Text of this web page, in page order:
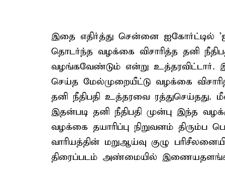
இதை எதிர்த்து சென்னை ஐகோர்ட்டில்
தொடர்ந்த வழக்கை விசாரித்த தனி
வழங்கவேண்டும் என்று உத்தரவிட்டார்.
செய்த மேல்முறையீட்டு வழக்கை
தனி நீதிபதி உத்தரவை ரத்துசெய்தது.
இதன்படி தனி நீதிபதி முன்பு இந்த
வழக்கை தயாரிப்பு நிறுவனம்
வாரியத்தின் மறுஆய்வு குழு
திரைப்படம் அண்மையில்